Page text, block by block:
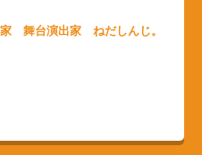
舞台演出家 ねだしんじ。